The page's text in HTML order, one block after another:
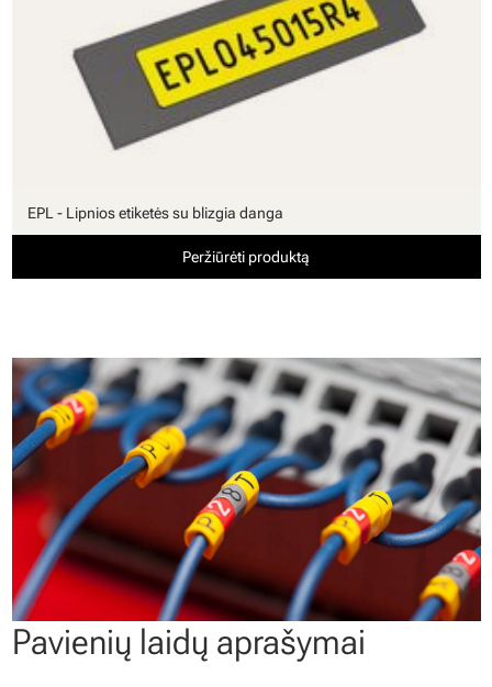
EPL - Lipnios etiketės su blizgia danga
Peržiūrėti produktą
Pavienių laidų aprašymai